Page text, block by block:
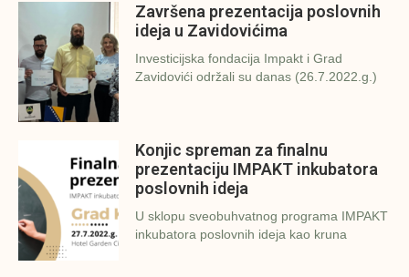
Završena prezentacija poslovnih
ideja u Zavidovićima
Investicijska fondacija Impakt i Grad
Zavidovići održali su danas (26.7.2022.g.)
Konjic spreman za finalnu
prezentaciju IMPAKT inkubatora
poslovnih ideja
U sklopu sveobuhvatnog programa IMPAKT
inkubatora poslovnih ideja kao kruna